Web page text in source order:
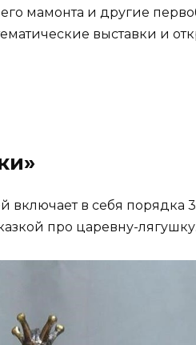
мамонта и другие
выставки и
в себя порядка
про царевну-лягушку.